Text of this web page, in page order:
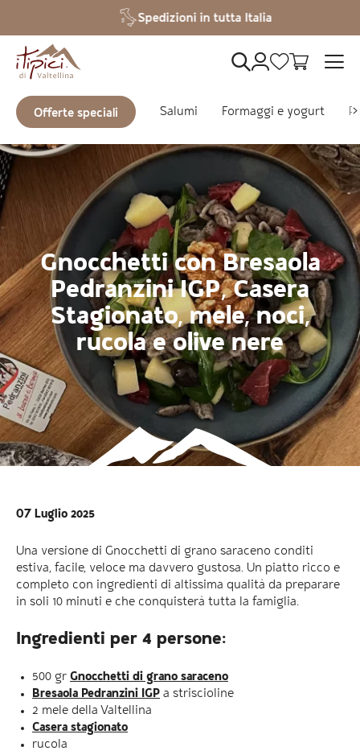
Spedizioni in tutta Italia
Offerte speciali Salumi Formaggi e yogurt
Gnocchetti con Bresaola
Pedranzini IGP, Casera
Stagionato, mele, noci,
rucola e olive nere
07 Luglio 2025
Una versione di Gnocchetti di grano saraceno conditi
estiva, facile, veloce ma davvero gustosa. Un piatto ricco e
completo con ingredienti di altissima qualità da preparare
in soli 10 minuti e che conquisterà tutta la famiglia.
Ingredienti per 4 persone:
500 gr Gnocchetti di grano saraceno
Bresaola Pedranzini IGP a striscioline
2 mele della Valtellina
Casera stagionato
rucola